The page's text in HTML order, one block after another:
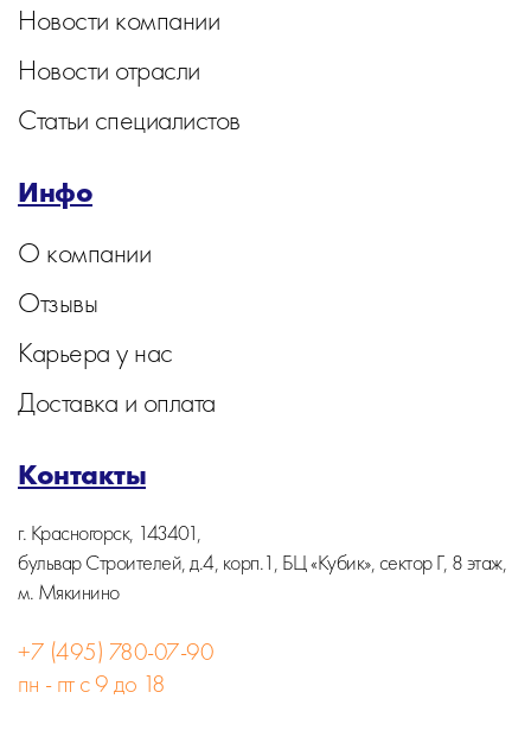
Новости компании
Новости отрасли
Статьи специалистов
Инфо
О компании
Отзывы
Карьера у нас
Доставка и оплата
Контакты
г. Красногорск, 143401,
бульвар Строителей, д.4, корп.1, БЦ «Кубик», сектор Г, 8 этаж,
м. Мякинино
+7 (495) 780-07-90
пн - пт с 9 до 18